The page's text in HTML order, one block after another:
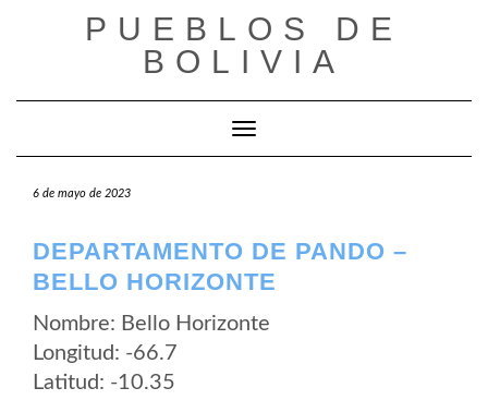
PUEBLOS DE
BOLIVIA
Cambiar modo de navegación
6 de mayo de 2023
DEPARTAMENTO DE PANDO –
BELLO HORIZONTE
Nombre: Bello Horizonte
Longitud: -66.7
Latitud: -10.35